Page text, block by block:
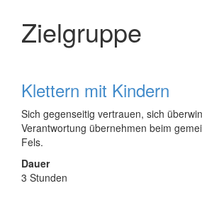
Zielgruppe
Klettern mit Kindern
Sich gegenseitig vertrauen, sich
Verantwortung übernehmen beim
Fels.
Dauer
3 Stunden